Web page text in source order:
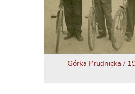
Górka Prudnicka /